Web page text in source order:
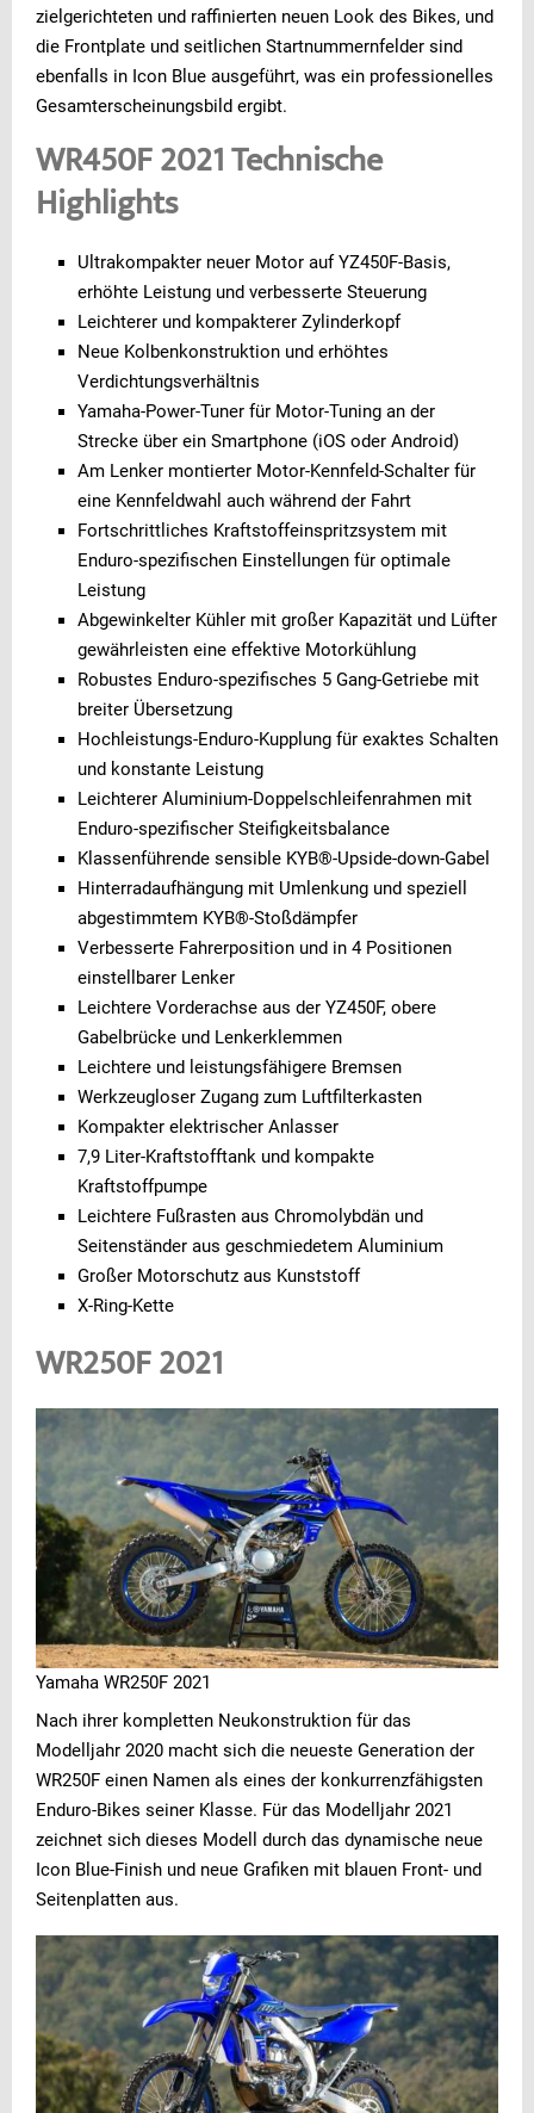
zielgerichteten und raffinierten neuen Look des Bikes, und
die Frontplate und seitlichen Startnummernfelder sind
ebenfalls in Icon Blue ausgeführt, was ein professionelles
Gesamterscheinungsbild ergibt.
WR450F 2021 Technische
Highlights
Ultrakompakter neuer Motor auf YZ450F-Basis,
erhöhte Leistung und verbesserte Steuerung
Leichterer und kompakterer Zylinderkopf
Neue Kolbenkonstruktion und erhöhtes
Verdichtungsverhältnis
Yamaha-Power-Tuner für Motor-Tuning an der
Strecke über ein Smartphone (iOS oder Android)
Am Lenker montierter Motor-Kennfeld-Schalter für
eine Kennfeldwahl auch während der Fahrt
Fortschrittliches Kraftstoffeinspritzsystem mit
Enduro-spezifischen Einstellungen für optimale
Leistung
Abgewinkelter Kühler mit großer Kapazität und Lüfter
gewährleisten eine effektive Motorkühlung
Robustes Enduro-spezifisches 5 Gang-Getriebe mit
breiter Übersetzung
Hochleistungs-Enduro-Kupplung für exaktes Schalten
und konstante Leistung
Leichterer Aluminium-Doppelschleifenrahmen mit
Enduro-spezifischer Steifigkeitsbalance
Klassenführende sensible KYB®-Upside-down-Gabel
Hinterradaufhängung mit Umlenkung und speziell
abgestimmtem KYB®-Stoßdämpfer
Verbesserte Fahrerposition und in 4 Positionen
einstellbarer Lenker
Leichtere Vorderachse aus der YZ450F, obere
Gabelbrücke und Lenkerklemmen
Leichtere und leistungsfähigere Bremsen
Werkzeugloser Zugang zum Luftfilterkasten
Kompakter elektrischer Anlasser
7,9 Liter-Kraftstofftank und kompakte
Kraftstoffpumpe
Leichtere Fußrasten aus Chromolybdän und
Seitenständer aus geschmiedetem Aluminium
Großer Motorschutz aus Kunststoff
X-Ring-Kette
WR250F 2021
Yamaha WR250F 2021
Nach ihrer kompletten Neukonstruktion für das
Modelljahr 2020 macht sich die neueste Generation der
WR250F einen Namen als eines der konkurrenzfähigsten
Enduro-Bikes seiner Klasse. Für das Modelljahr 2021
zeichnet sich dieses Modell durch das dynamische neue
Icon Blue-Finish und neue Grafiken mit blauen Front- und
Seitenplatten aus.